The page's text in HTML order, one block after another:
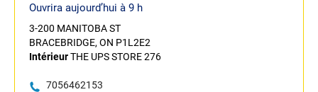
Ouvrira aujourd’hui à 9 h
3-200 MANITOBA ST
BRACEBRIDGE, ON P1L2E2
IntérieurTHE UPS STORE 276
7056462153